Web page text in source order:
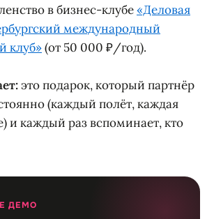
в бизнес-клубе«Деловая
международный
клуб»(от 50 000 ₽/год).
это подарок, который партнёр
(каждый полёт, каждая
и каждый раз вспоминает, кто
ДЕМО